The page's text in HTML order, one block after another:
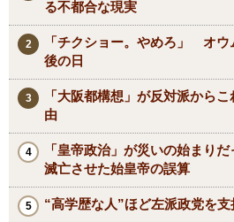
る不都合な現実
「チクショー。やめろ」 オ
後の日
「大阪都構想」が反対派から
由
「皇帝政治」が災いの始まり
滅亡させた始皇帝の誤算
“高学歴な人”ほど左派政党を支